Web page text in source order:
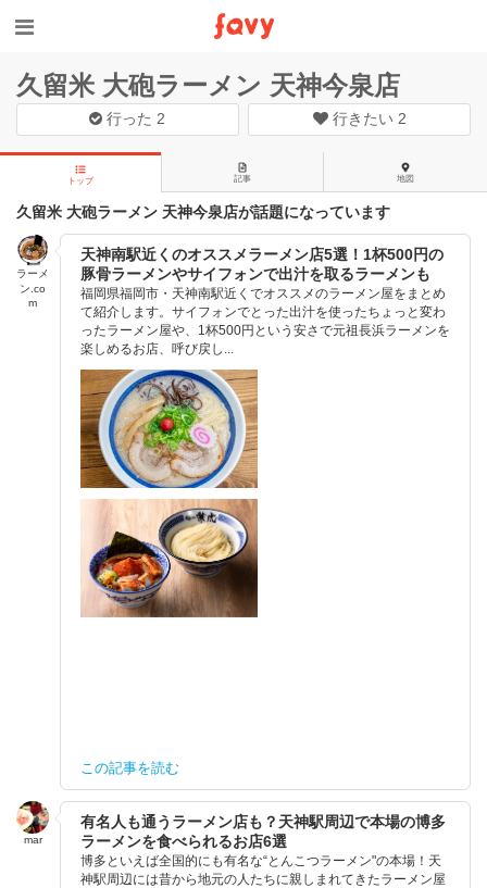
久留米 大砲ラーメン 天神今泉店
行った 2 行きたい 2
トップ 記事 地図
久留米 大砲ラーメン 天神今泉店が話題になっています
ラーメ
ン.co
m
天神南駅近くのオススメラーメン店5選！1杯500円の
豚骨ラーメンやサイフォンで出汁を取るラーメンも
福岡県福岡市・天神南駅近くでオススメのラーメン屋をまとめ
て紹介します。サイフォンでとった出汁を使ったちょっと変わ
ったラーメン屋や、1杯500円という安さで元祖長浜ラーメンを
楽しめるお店、呼び戻し...
この記事を読む
mar
有名人も通うラーメン店も？天神駅周辺で本場の博多
ラーメンを食べられるお店6選
博多といえば全国的にも有名な“とんこつラーメン"の本場！天
神駅周辺には昔から地元の人たちに親しまれてきたラーメン屋